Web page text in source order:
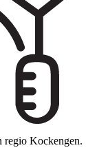
regio Kockengen.